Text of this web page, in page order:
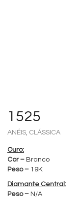
1525
ANÉIS CLÁSSICA
Ouro:
Cor – Branco
Peso – 19K
Diamante Central:
Peso – N/A